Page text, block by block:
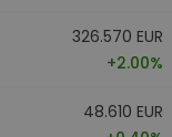
326.570 EUR
+2.00%
48.610 EUR